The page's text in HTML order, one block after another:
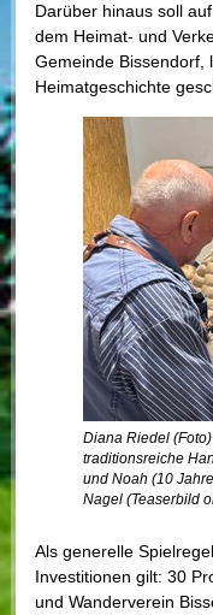
Darüber hinaus soll
dem Heimat- und
Gemeinde Bissendorf,
Heimatgeschichte
Diana Riedel
traditionsreiche
und Noah (10
Nagel (Teaserbild
Als generelle
Investitionen gilt: 30
und Wanderverein